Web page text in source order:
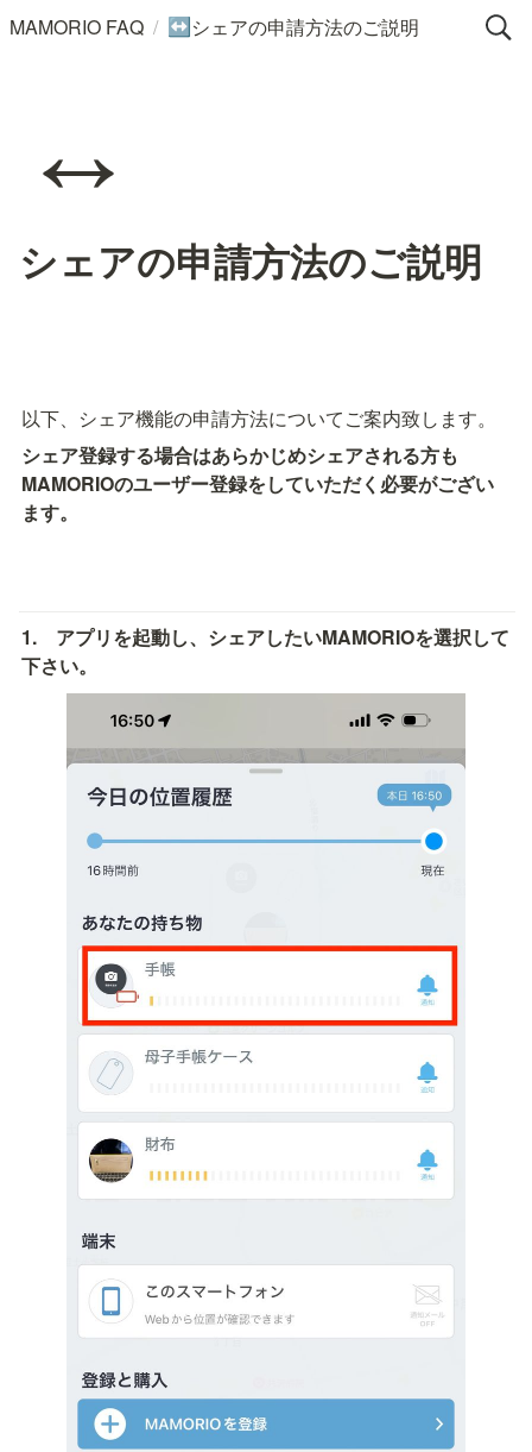
MAMORIO FAQ / ↔️ シェアの申請方法のご説明
↔️
シェアの申請方法のご説明
以下、シェア機能の申請方法についてご案内致します。
シェア登録する場合はあらかじめシェアされる方も
MAMORIOのユーザー登録をしていただく必要がござい
ます。
1.　アプリを起動し、シェアしたいMAMORIOを選択して
下さい。